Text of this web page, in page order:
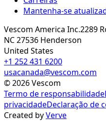
Mantenha-se
Vescom America Inc.2289
NC 27536 Henderson
United States
+1 252 431 6200
usacanada@vescom.com
©2026Vescom
Termo de responsabilidade
privacidadeDeclaração de
Created byVerve